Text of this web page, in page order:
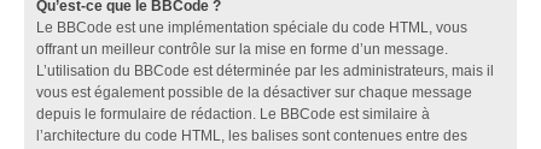
Qu’est-ce que le BBCode ?
Le BBCode est une implémentation spéciale du code HTML, vous
offrant un meilleur contrôle sur la mise en forme d’un message.
L’utilisation du BBCode est déterminée par les administrateurs, mais il
vous est également possible de la désactiver sur chaque message
depuis le formulaire de rédaction. Le BBCode est similaire à
l’architecture du code HTML, les balises sont contenues entre des